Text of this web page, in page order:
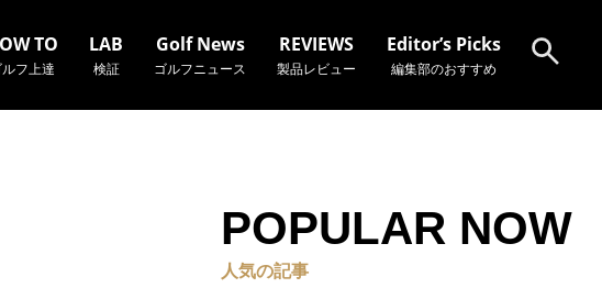
TO
ルフ上達
LAB
検証
Golf News
ゴルフニュース
REVIEWS
製品レビュー
Editor’s Picks
編集部のおすすめ
POPULAR NOW
人気の記事